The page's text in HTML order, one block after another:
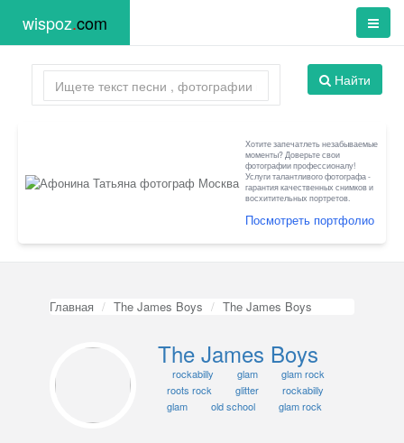
wispoz.com
Найти
Хотите запечатлеть незабываемые
моменты? Доверьте свои
фотографии профессионалу!
Услуги талантливого фотографа -
гарантия качественных снимков и
восхитительных портретов.
Посмотреть портфолио
Главная The James Boys The James Boys
The James Boys
rockabilly glam
glam rock
roots rock
glitter
rockabilly
glam
old school glam rock